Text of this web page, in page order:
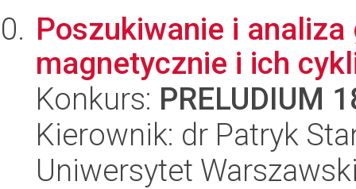
Poszukiwanie i
magnetycznie i ich
Konkurs: PRELUDIUM
Kierownik: dr Patryk
Uniwersytet